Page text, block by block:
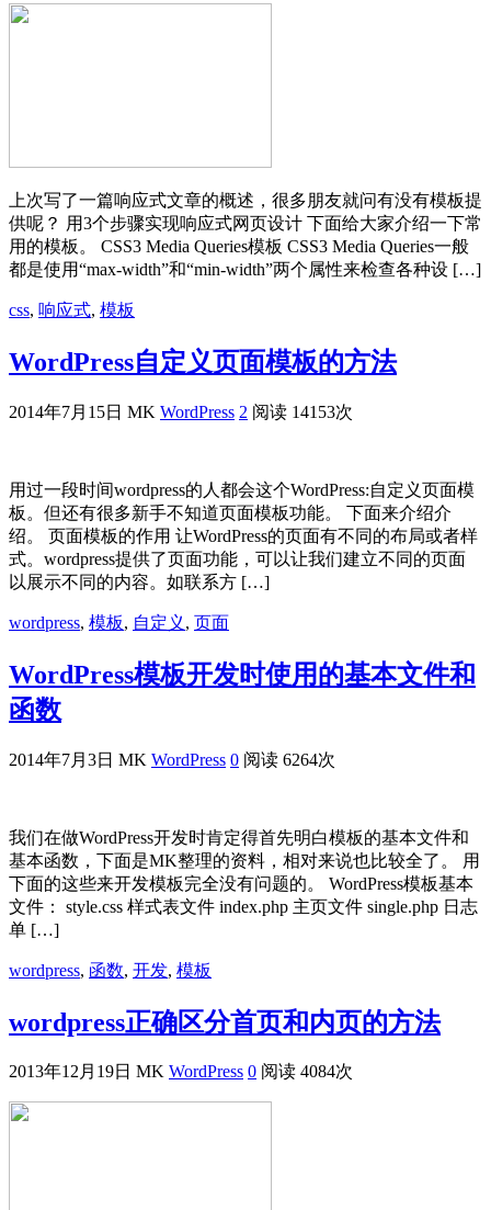
上次写了一篇响应式文章的概述，很多朋友就问有没有模板提
供呢？ 用3个步骤实现响应式网页设计 下面给大家介绍一下常
用的模板。 CSS3 Media Queries模板 CSS3 Media Queries一般
都是使用“max-width”和“min-width”两个属性来检查各种设 […]
css, 响应式, 模板
WordPress自定义页面模板的方法
2014年7月15日 MK WordPress 2 阅读 14153次
用过一段时间wordpress的人都会这个WordPress:自定义页面模
板。但还有很多新手不知道页面模板功能。 下面来介绍介
绍。 页面模板的作用 让WordPress的页面有不同的布局或者样
式。wordpress提供了页面功能，可以让我们建立不同的页面
以展示不同的内容。如联系方 […]
wordpress, 模板, 自定义 , 页面
WordPress模板开发时使用的基本文件和
函数
2014年7月3日 MK WordPress 0 阅读 6264次
我们在做WordPress开发时肯定得首先明白模板的基本文件和
基本函数，下面是MK整理的资料，相对来说也比较全了。 用
下面的这些来开发模板完全没有问题的。 WordPress模板基本
文件： style.css 样式表文件 index.php 主页文件 single.php 日志
单 […]
wordpress, 函数, 开发, 模板
wordpress正确区分首页和内页的方法
2013年12月19日 MK WordPress 0 阅读 4084次